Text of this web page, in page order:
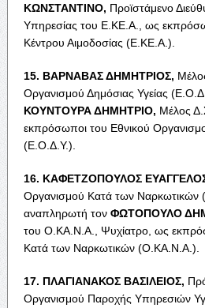
ΚΩΝΣΤΑΝΤΙΝΟ, Προϊστάμενο
Υπηρεσίας του Ε.ΚΕ.Α., ως
Κέντρου Αιμοδοσίας (Ε.ΚΕ.Α.).
15. ΒΑΡΝΑΒΑΣΔΗΜΗΤΡΙΟΣ,
Οργανισμού Δημόσιας Υγείας
ΚΟΥΝΤΟΥΡΑΔΗΜΗΤΡΙΟ, Μέλος
εκπρόσωποι του Εθνικού
(Ε.Ο.Δ.Υ.).
16. ΚΑΦΕΤΖΟΠΟΥΛΟΣ Ε
Οργανισμού Κατά των
αναπληρωτή τον ΦΩΤΟΠΟΥΛΟΔ
του Ο.ΚΑ.Ν.Α., Ψυχίατρο, ως
Κατά των Ναρκωτικών (Ο.ΚΑ.Ν.Α.).
17. ΠΛΑΓΙΑΝΑΚΟΣ ΒΑΣΙΛΕΙΟΣ,
Οργανισμού Παροχής Υπηρεσιών